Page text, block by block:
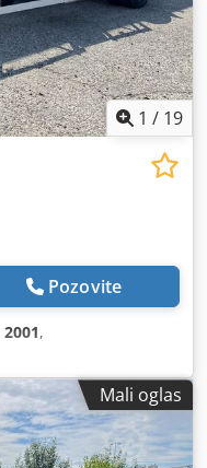
1 / 19
Pozovite
2001,
Mali oglas